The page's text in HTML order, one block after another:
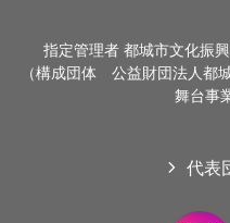
指定管理者 都城市文化振
（構成団体 公益財団法人都
舞台事
代表